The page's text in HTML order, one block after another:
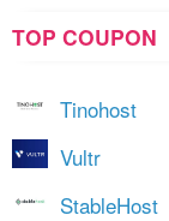
TOP COUPON
Tinohost
Vultr
StableHost